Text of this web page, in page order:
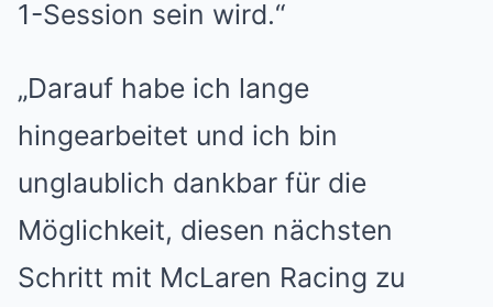
1-Session sein wird.“
„Darauf habe ich lange
hingearbeitet und ich bin
unglaublich dankbar für die
Möglichkeit, diesen nächsten
Schritt mit McLaren Racing zu